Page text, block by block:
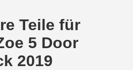
Teile für
5 Door
2019